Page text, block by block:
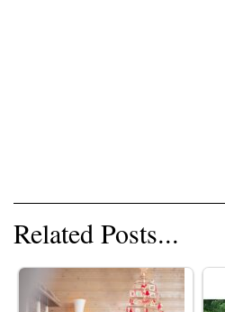
Related Posts...